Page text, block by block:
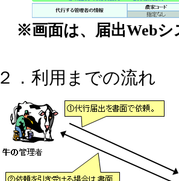
※画面は、届出Webシ
２．利用までの流れ